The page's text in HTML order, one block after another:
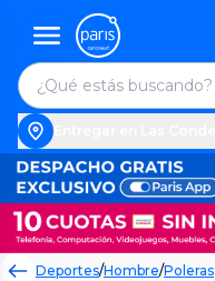
Deportes/Hombre/Poleras